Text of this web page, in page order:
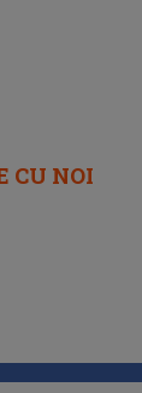
CU NOI